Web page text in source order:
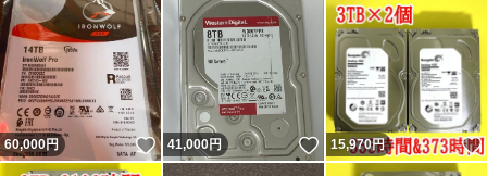
60,000円 いいね！
41,000円 いいね！
15,970円